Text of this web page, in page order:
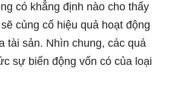
có khẳng định nào cho thấy
củng cố hiệu quả hoạt động
tài sản. Nhìn chung, các quá
sự biến động vốn có của loại